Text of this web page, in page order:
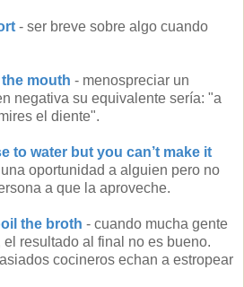
- ser breve sobre algo cuando
mouth - menospreciar un
negativa su equivalente sería: "a
el diente".
to water but you can’t make it
oportunidad a alguien pero no
a que la aproveche.
the broth - cuando mucha gente
resultado al final no es bueno.
cocineros echan a estropear